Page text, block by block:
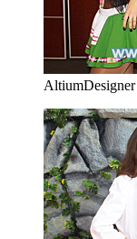
AltiumDesigner